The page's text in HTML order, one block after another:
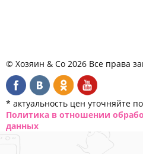
© Хозяин & Co 2026 Все права
* актуальность цен уточняйте
Политика в отношении
данных